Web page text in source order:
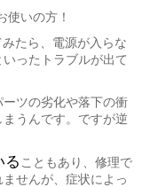
使いの方！
たら、電源が入らな
ったトラブルが出て
ツの劣化や落下の衝
うんです。ですが逆
る こともあり、修理で
せんが、症状によっ